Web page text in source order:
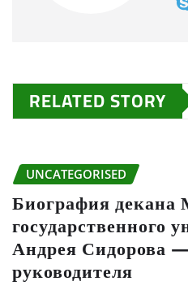
RELATED STORY
UNCATEGORISED
Биография декана
государственного
Андрея Сидорова
руководителя